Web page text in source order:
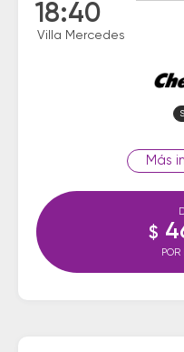
18:40
Villa Mercedes
$
POR